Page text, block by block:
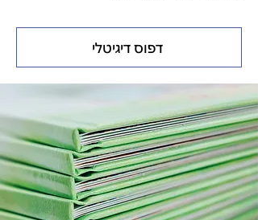
דפוס דיגיטלי